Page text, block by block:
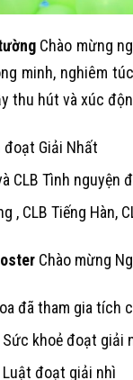
Chào mừng
minh, nghiêm
thu hút và xúc
đoạt Giải Nhất
CLB Tình nguyện
, CLB Tiếng Hàn,
Chào mừng
đã tham gia
Sức khoẻ đoạt giải
Luật đoạt giải nhì